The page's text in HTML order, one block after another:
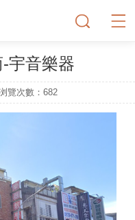
宇音樂器
覽次數：682